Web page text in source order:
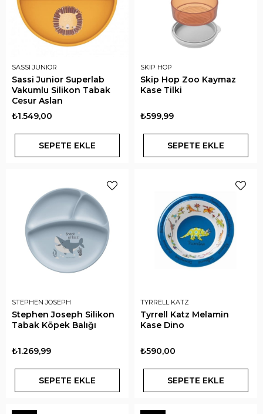
SASSI JUNIOR
Sassi Junior Superlab
Vakumlu Silikon Tabak
Cesur Aslan
₺1.549,00
SEPETE EKLE
SKIP HOP
Skip Hop Zoo Kaymaz
Kase Tilki
₺599,99
SEPETE EKLE
STEPHEN JOSEPH
Stephen Joseph Silikon
Tabak Köpek Balığı
₺1.269,99
SEPETE EKLE
TYRRELL KATZ
Tyrrell Katz Melamin
Kase Dino
₺590,00
SEPETE EKLE